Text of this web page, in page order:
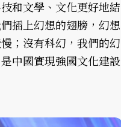
和文學、文化更好地結
插上幻想的翅膀，幻想
；沒有科幻，我們的幻
中國實現強國文化建設